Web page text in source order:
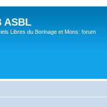
ASBL
Libres du Borinage et Mons: forum